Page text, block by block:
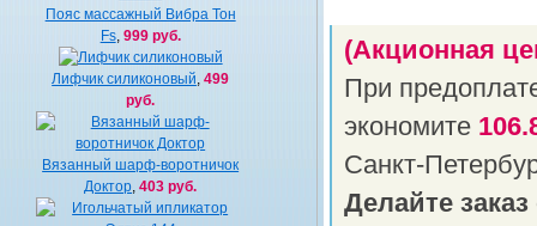
Пояс массажный Вибра Тон
Fs, 999 руб.
Лифчик силиконовый ,499
руб.
Вязанный шарф-воротничок
Доктор ,403 руб.
(Акционная
При
экономите
Санкт-
Делайте